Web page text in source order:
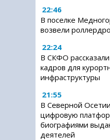
22:46
В поселке
возвели
22:24
В СКФО
кадров для
инфраструктуры
21:55
В Северной
цифровую
биографиями
деятелей